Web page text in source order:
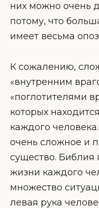
них можно очень
потому, что
имеет весьма
К сожалению,
«внутренним
«поглотителями
которых
каждого
очень сложное и
существо. Библия
жизни каждого
множество
левая рука